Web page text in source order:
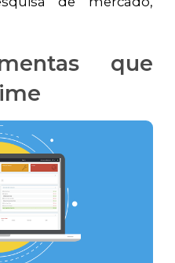
que